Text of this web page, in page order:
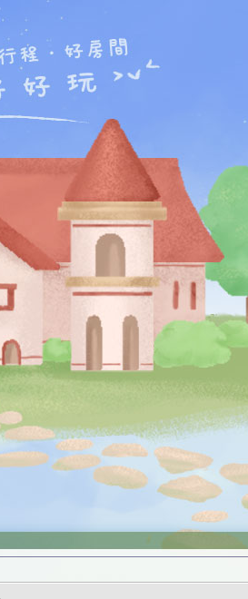
民宿,羅東運動公園,羅東林場公園,竹